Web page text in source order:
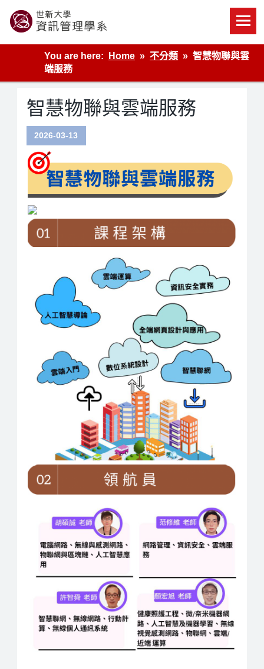
content
世新大學資管系網站
You are here:
Home 不分類
智慧物聯與雲
端服務
智慧物聯與雲端服務
2026-03-13